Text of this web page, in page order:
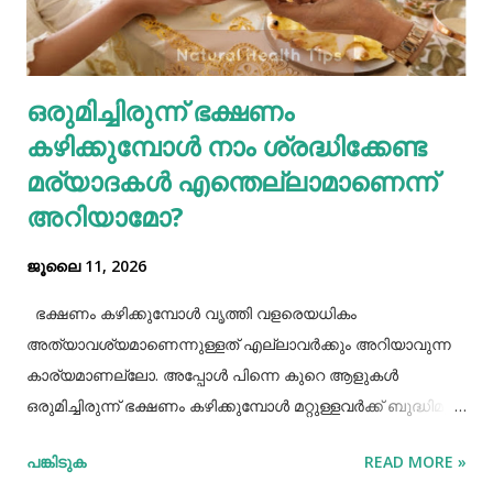
ഗ്യാസ്ട്രബിലിനെ നമുക്ക് ഇല്ലാതാക്കാം.ഫാസ്റ്റ് ഫുഡ്, ജങ്ക്
ഫുഡ് ഭക്ഷണങ്ങൾ, സ്നാക്സുകൾ തുടങ്ങിയവയെല്ലാം
ശരീരത്തിന് വലിയ ബുദ്ധിമുട്ടുകളാണ് ഉണ്ടാക്കുക.
പുകവലിയും മദ്യപാനവും ശരീരത്തിന് മാരകരോഗങ്ങൾ മാ...
ഒരുമിച്ചിരുന്ന് ഭക്ഷണം
കഴിക്കുമ്പോൾ നാം ശ്രദ്ധിക്കേണ്ട
മര്യാദകൾ എന്തെല്ലാമാണെന്ന്
അറിയാമോ?
ജൂലൈ 11, 2026
ഭക്ഷണം കഴിക്കുമ്പോൾ വൃത്തി വളരെയധികം
അത്യാവശ്യമാണെന്നുള്ളത് എല്ലാവർക്കും അറിയാവുന്ന
കാര്യമാണല്ലോ. അപ്പോൾ പിന്നെ കുറെ ആളുകൾ
ഒരുമിച്ചിരുന്ന് ഭക്ഷണം കഴിക്കുമ്പോൾ മറ്റുള്ളവർക്ക് ബുദ്ധിമുട്ട്
ശ്രദ്ധിക്കേണ്ട ചില കാര്യങ്ങളുണ്ട്. ആദ്യമായി നമ്മൾ
പങ്കിടുക READ MORE »